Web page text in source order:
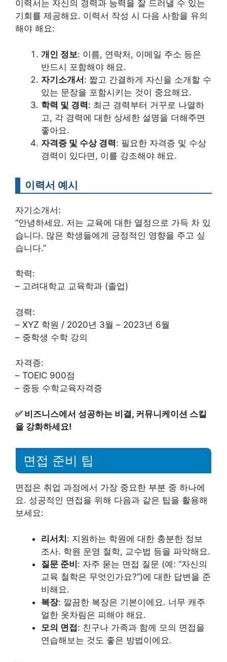
이력서는 자신의 경력과 능력을 잘 드러낼 수 있는
기회를 제공해요. 이력서 작성 시 다음 사항을 유의
해야 해요:
개인 정보: 이름, 연락처, 이메일 주소 등은
반드시 포함해야 해요.
자기소개서: 짧고 간결하게 자신을 소개할 수
있는 문장을 포함시키는 것이 중요해요.
학력 및 경력: 최근 경력부터 거꾸로 나열하
고, 각 경력에 대한 상세한 설명을 더해주면
좋아요.
자격증 및 수상 경력: 필요한 자격증 및 수상
경력이 있다면, 이를 강조해야 해요.
이력서 예시
자기소개서:
“안녕하세요. 저는 교육에 대한 열정으로 가득 차 있
습니다. 많은 학생들에게 긍정적인 영향을 주고 싶
습니다.”
학력:
– 고려대학교 교육학과 (졸업)
경력:
– XYZ 학원 / 2020년 3월 – 2023년 6월
– 중학생 수학 강의
자격증:
– TOEIC 900점
– 중등 수학교육자격증
✅ 비즈니스에서 성공하는 비결, 커뮤니케이션 스킬
을 강화하세요!
면접 준비 팁
면접은 취업 과정에서 가장 중요한 부분 중 하나에
요. 성공적인 면접을 위해 다음과 같은 팁을 활용해
보세요:
리서치: 지원하는 학원에 대한 충분한 정보
조사. 학원 운영 철학, 교수법 등을 파악해요.
질문 준비: 자주 묻는 면접 질문 (예: “자신의
교육 철학은 무엇인가요?”)에 대한 답변을 준
비해요.
복장: 깔끔한 복장은 기본이에요. 너무 캐주
얼한 옷차림은 피해야 해요.
모의 면접: 친구나 가족과 함께 모의 면접을
연습해보는 것도 좋은 방법이에요.